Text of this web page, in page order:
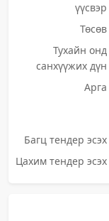
үүсвэр
Төсөв
Тухайн онд
санхүүжих дүн
Арга
Багц тендер эсэх
Цахим тендер эсэх